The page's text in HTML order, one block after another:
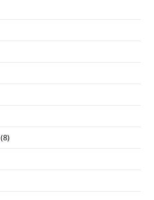
(8)